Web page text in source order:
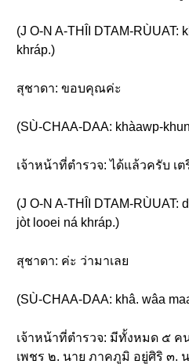
(J O-N A-THÎI DTAM-RÙUAT:
khráp.)
สุชาดา: ขอบคุณค่ะ
(SÙ-CHAA-DAA: khàawp-
เจ้าหน้าที่ตำรวจ: ได้แล้วครับ เ
(J O-N A-THÎI DTAM-RÙUAT:
jòt looei ná khráp.)
สุชาดา: ค่ะ ว่ามาเลย
(SÙ-CHAA-DAA: khâ. wâa
เจ้าหน้าที่ตำรวจ: มีทั้งหมด ๕ ค
เพชร ๒. นาย ภาคภูมิ อยู่ศิริ ๓.